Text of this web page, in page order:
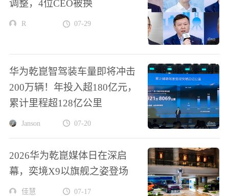
调整，4位CEO被换
R 07-29
华为乾崑智驾装车量即将冲击
200万辆！年投入超180亿元，
累计里程超128亿公里
Janson 07-20
2026华为乾崑媒体日在深启
幕，奕境X9以旗舰之姿登场
佳慧 07-17